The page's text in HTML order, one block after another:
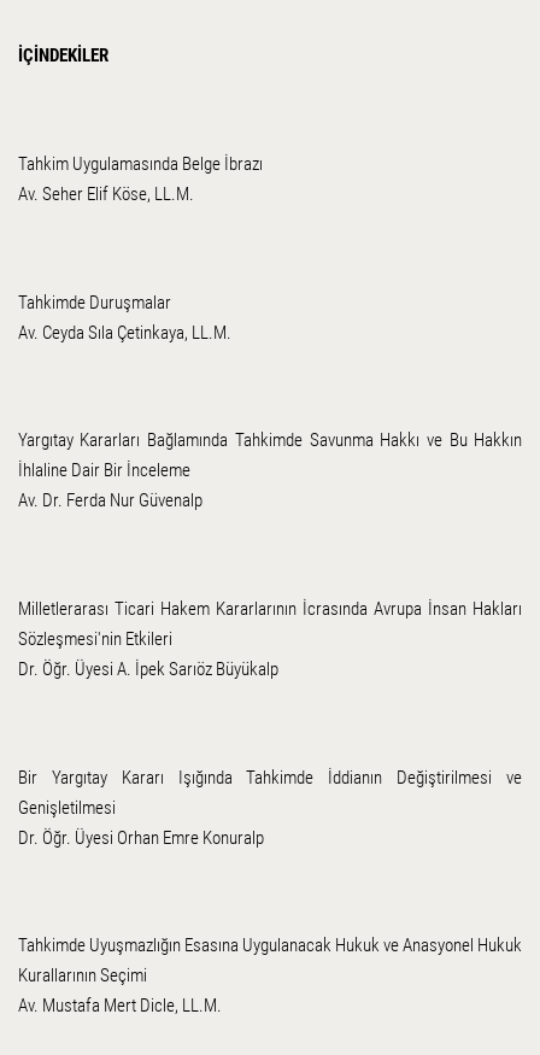
İÇİNDEKİLER
Tahkim Uygulamasında Belge İbrazı
Av. Seher Elif Köse, LL.M.
Tahkimde Duruşmalar
Av. Ceyda Sıla Çetinkaya, LL.M.
Yargıtay Kararları Bağlamında Tahkimde Savunma Hakkı ve Bu Hakkın
İhlaline Dair Bir İnceleme
Av. Dr. Ferda Nur Güvenalp
Milletlerarası Ticari Hakem Kararlarının İcrasında Avrupa İnsan Hakları
Sözleşmesi'nin Etkileri
Dr. Öğr. Üyesi A. İpek Sarıöz Büyükalp
Bir Yargıtay Kararı Işığında Tahkimde İddianın Değiştirilmesi ve
Genişletilmesi
Dr. Öğr. Üyesi Orhan Emre Konuralp
Tahkimde Uyuşmazlığın Esasına Uygulanacak Hukuk ve Anasyonel Hukuk
Kurallarının Seçimi
Av. Mustafa Mert Dicle, LL.M.